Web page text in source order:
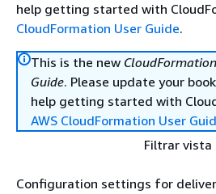
help getting started with
CloudFormation User Guide.
This is the new
Guide. Please update your
help getting started with
AWS CloudFormation User
Filtrar vista
Configuration settings for